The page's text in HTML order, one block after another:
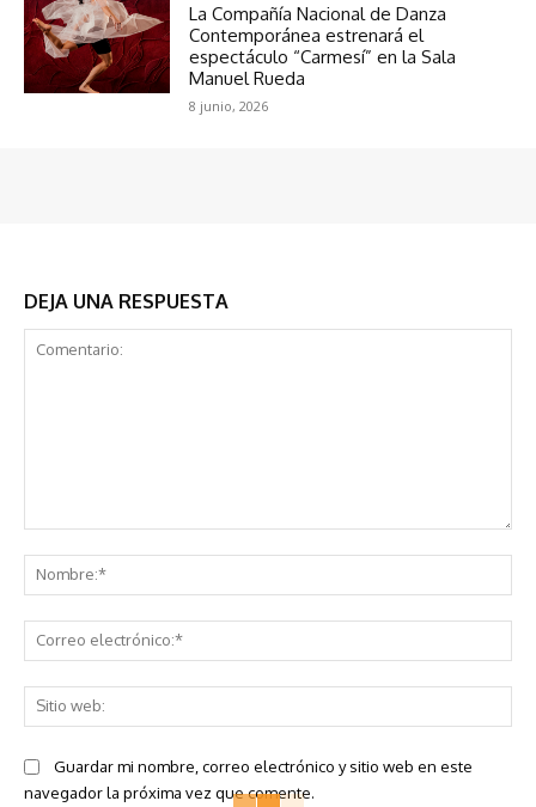
La Compañía Nacional de Danza
Contemporánea estrenará el
espectáculo “Carmesí” en la Sala
Manuel Rueda
8 junio, 2026
DEJA UNA RESPUESTA
Guardar mi nombre, correo electrónico y sitio web en este
navegador la próxima vez que comente.